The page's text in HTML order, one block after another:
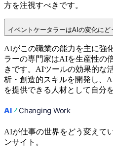
方を注視すべきです。
イベントケータラーはAIの変化にど
AIがこの職業の能力を主に強
ラーの専門家はAIを生産性の
きです。AIツールの効果的な
析・創造的スキルを開発し、
を提供できる人材として自分
AIが仕事の世界をどう変えて
ンサイト。